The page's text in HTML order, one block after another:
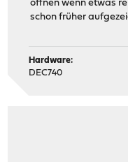
öffnen wenn etwas
schon früher
Hardware:
DEC740